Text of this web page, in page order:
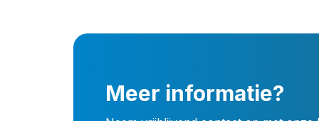
Meer informatie?